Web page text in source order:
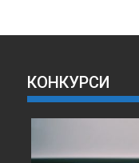
И
КОНКУРСИ